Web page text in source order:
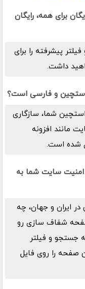
برای همه، رایگان
پیشرفته را برای
داشت.
راستچین و فارسی است؟
شما، سازگاری
مانند افزونه
شده است.
امنیت سایت شما به
در ایران و جهان، چه
شفاف سازی رو
جستجو و فیلتر
صفحه را روی فایل